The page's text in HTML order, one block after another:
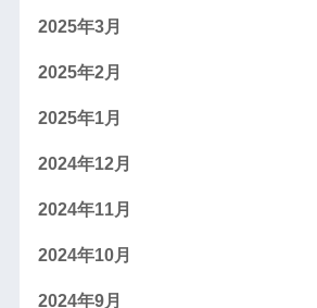
2025年3月
2025年2月
2025年1月
2024年12月
2024年11月
2024年10月
2024年9月